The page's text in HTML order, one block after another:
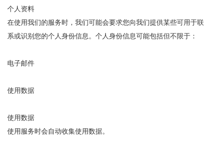
个人资料
在使用我们的服务时，我们可能会要求您向我们提供某些可用于联
系或识别您的个人身份信息。个人身份信息可能包括但不限于：
电子邮件
使用数据
使用数据
使用服务时会自动收集使用数据。